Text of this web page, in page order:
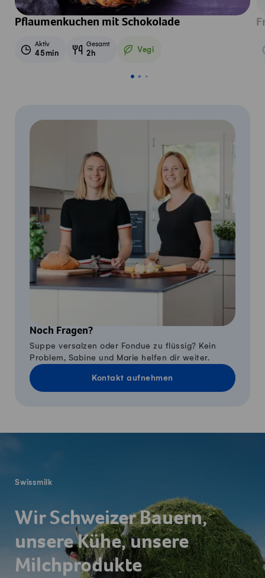
Pflaumenkuchen mit Schokolade
Aktiv
45min
Gesamt
2h Vegi
Vegetarisch
Noch Fragen?
Suppe versalzen oder Fondue zu flüssig? Kein
Problem, Sabine und Marie helfen dir weiter.
Kontakt aufnehmen
Swissmilk
Wir Schweizer Bauern,
unsere Kühe, unsere
Milchprodukte